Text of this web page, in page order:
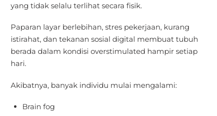
yang tidak selalu terlihat secara fisik.
Paparan layar berlebihan, stres pekerjaan, kurang
istirahat, dan tekanan sosial digital membuat tubuh
berada dalam kondisi overstimulated hampir setiap
hari.
Akibatnya, banyak individu mulai mengalami:
Brain fog